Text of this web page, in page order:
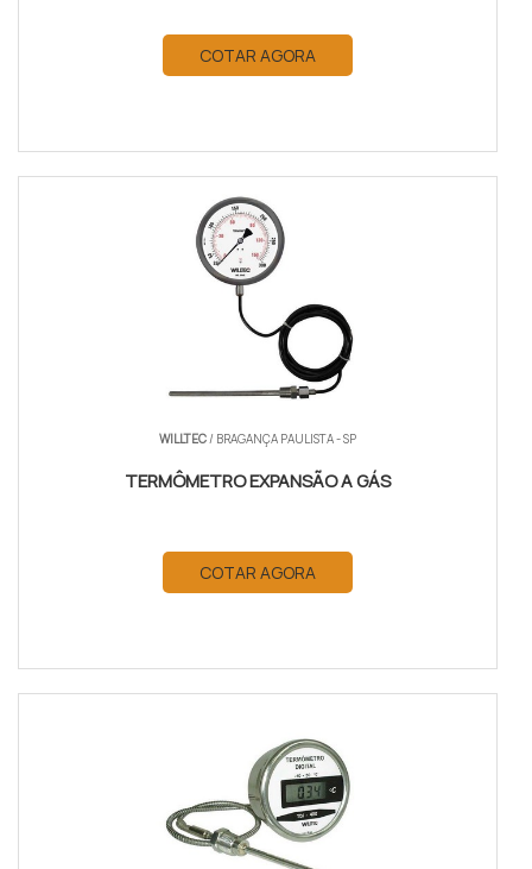
COTAR AGORA
WILLTEC/ BRAGANÇA PAULISTA - SP
TERMÔMETRO EXPANSÃO A GÁS
COTAR AGORA